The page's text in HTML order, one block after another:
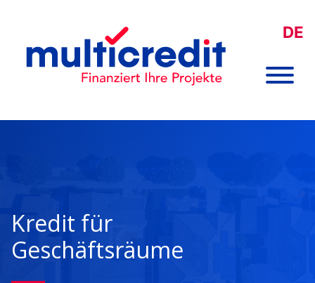
DE
Kredit für
Geschäftsräume